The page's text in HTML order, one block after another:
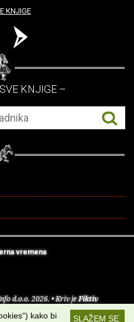
KNJIGE
KNJIGE –
vremena
d.o.o. 2026. • Kriv jeFiktiv
SLAŽEM SE
kako bi